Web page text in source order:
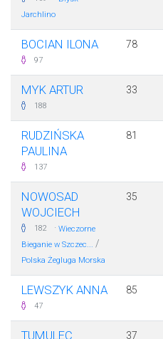
Jarchlino
BOCIAN ILONA
97
78
MYK ARTUR
188
33
RUDZIŃSKA
PAULINA
137
81
NOWOSAD
WOJCIECH
182 · Wieczorne
Bieganie w Szczec... /
Polska Żegluga Morska
35
LEWSZYK ANNA
47
85
TUMULEC
37